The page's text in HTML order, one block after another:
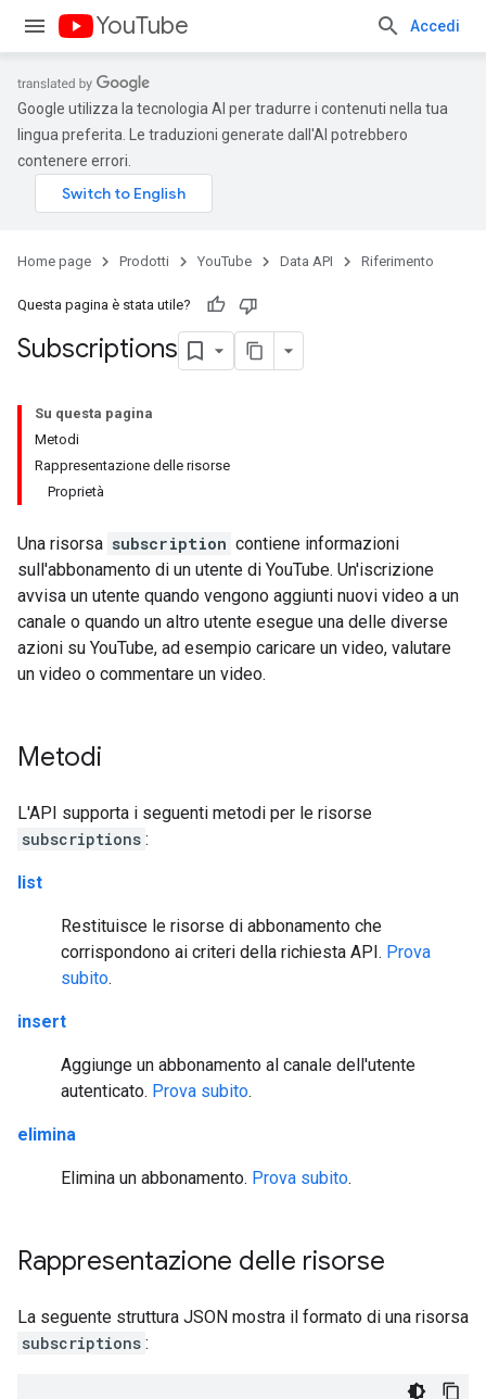
YouTube Accedi
Google utilizza la tecnologia AI per tradurre i contenuti nella tua
lingua preferita. Le traduzioni generate dall'AI potrebbero
contenere errori.
Home page Prodotti YouTube Data API Riferimento
Questa pagina è stata utile?
Subscriptions
Su questa pagina
Metodi
Rappresentazione delle risorse
Proprietà
Una risorsa subscription contiene informazioni
sull'abbonamento di un utente di YouTube. Un'iscrizione
avvisa un utente quando vengono aggiunti nuovi video a un
canale o quando un altro utente esegue una delle diverse
azioni su YouTube, ad esempio caricare un video, valutare
un video o commentare un video.
Metodi
L'API supporta i seguenti metodi per le risorse
subscriptions :
list
Restituisce le risorse di abbonamento che
corrispondono ai criteri della richiesta API. Prova
subito.
insert
Aggiunge un abbonamento al canale dell'utente
autenticato. Prova subito.
elimina
Elimina un abbonamento. Prova subito.
Rappresentazione delle risorse
La seguente struttura JSON mostra il formato di una risorsa
subscriptions :